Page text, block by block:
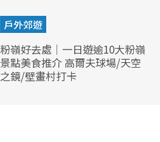
戶外郊遊
粉嶺好去處｜一日遊逾10大粉嶺
景點美食推介 高爾夫球場/天空
之鏡/壁畫村打卡